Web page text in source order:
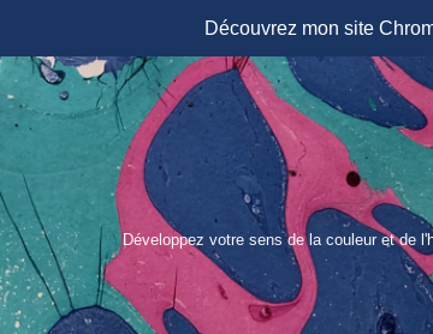
Découvrez mon site
Aller
contenu
Développez votre sens de la couleur et de